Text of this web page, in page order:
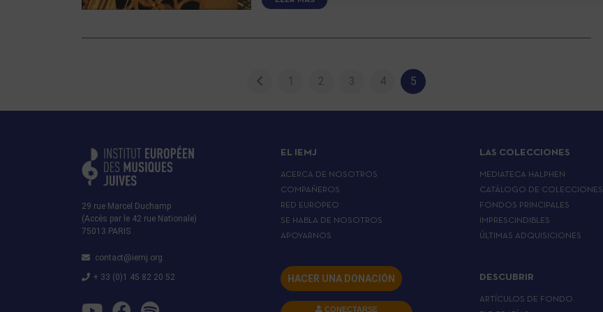
1 2 3 4 5
29 rue Marcel Duchamp
(Accès par le 42 rue Nationale)
75013 PARIS
contact@iemj.org
+ 33 (0)1 45 82 20 52
EL IEMJ
ACERCA DE NOSOTROS
COMPAÑEROS
RED EUROPEO
SE HABLA DE NOSOTROS
APOYARNOS
HACER UNA DONACIÓN
CONECTARSE
LAS COLECCIONES
MEDIATECA HALPHEN
CATÁLOGO DE COLECCIONES
FONDOS PRINCIPALES
IMPRESCINDIBLES
ÚLTIMAS ADQUISICIONES
DESCUBRIR
ARTÍCULOS DE FONDO